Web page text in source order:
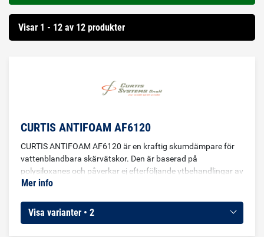
Visar 1 - 12 av 12 produkter
CURTIS ANTIFOAM AF6120
CURTIS ANTIFOAM AF6120 är en kraftig skumdämpare för
vattenblandbara skärvätskor. Den är baserad på
polysiloxanes och påverkar ej efterföljande ytbehandlingar av
bearbetade detaljer. Rekommenderad dosering: 0,005-0,1%
Mer info
Visa varianter • 2